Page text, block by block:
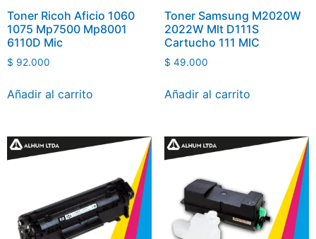
Toner Ricoh Aficio 1060
1075 Mp7500 Mp8001
6110D Mic
$ 92.000
Añadir al carrito
Toner Samsung M2020W
2022W Mlt D111S
Cartucho 111 MIC
$ 49.000
Añadir al carrito